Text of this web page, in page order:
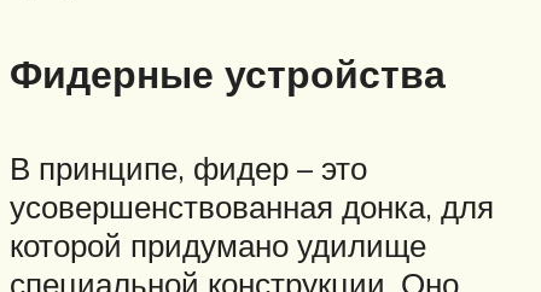
Фидерные устройства
В принципе, фидер – это
усовершенствованная донка, для
которой придумано удилище
специальной конструкции. Оно